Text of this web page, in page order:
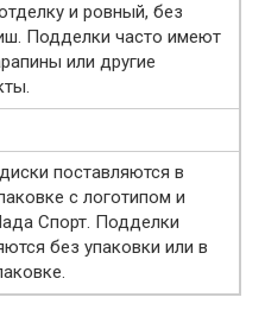
и ровный, без
Подделки часто имеют
или другие
поставляются в
с логотипом и
Спорт. Подделки
без упаковки или в